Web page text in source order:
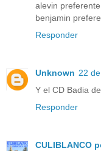
alevin preferente
benjamin
Responder
Unknown 22
Y el CD Badia
Responder
CULIBLANCO